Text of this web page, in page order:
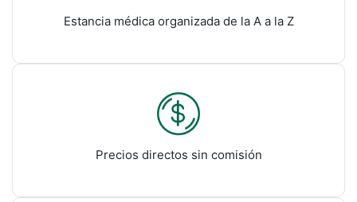
Estancia médica organizada de la A a la Z
Precios directos sin comisión